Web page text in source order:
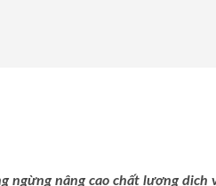
ngừng nâng cao chất lượng dịch